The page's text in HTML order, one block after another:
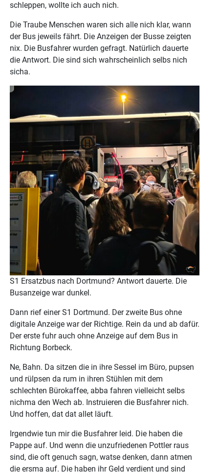
schleppen, wollte ich auch nich.
Die Traube Menschen waren sich alle nich klar, wann
der Bus jeweils fährt. Die Anzeigen der Busse zeigten
nix. Die Busfahrer wurden gefragt. Natürlich dauerte
die Antwort. Die sind sich wahrscheinlich selbs nich
sicha.
S1 Ersatzbus nach Dortmund? Antwort dauerte. Die
Busanzeige war dunkel.
Dann rief einer S1 Dortmund. Der zweite Bus ohne
digitale Anzeige war der Richtige. Rein da und ab dafür.
Der erste fuhr auch ohne Anzeige auf dem Bus in
Richtung Borbeck.
Ne, Bahn. Da sitzen die in ihre Sessel im Büro, pupsen
und rülpsen da rum in ihren Stühlen mit dem
schlechten Bürokaffee, abba fahren vielleicht selbs
nichma den Wech ab. Instruieren die Busfahrer nich.
Und hoffen, dat dat allet läuft.
Irgendwie tun mir die Busfahrer leid. Die haben die
Pappe auf. Und wenn die unzufriedenen Pottler raus
sind, die oft genuch sagn, watse denken, dann atmen
die ersma auf. Die haben ihr Geld verdient und sind